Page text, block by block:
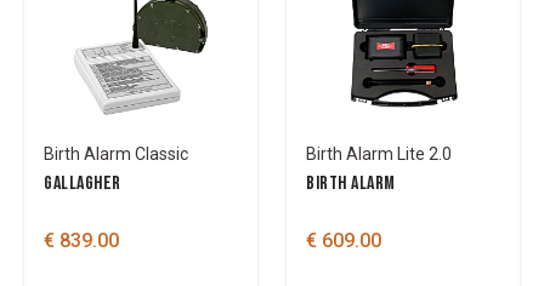
Birth Alarm Classic
GALLAGHER
€ 839.00
Birth Alarm Lite 2.0
BIRTH ALARM
€ 609.00